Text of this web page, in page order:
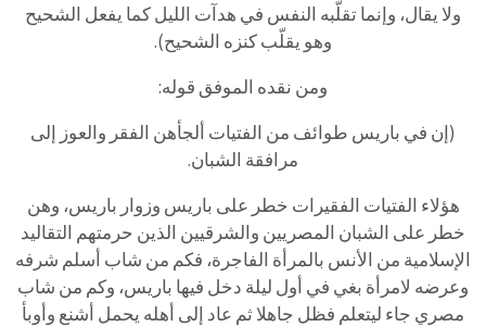
ولا يقال، وإنما تقلّبه النفس في هدآت الليل كما يفعل الشحيح
وهو يقلّب كنزه الشحيح).
ومن نقده الموفق قوله:
(إن في باريس طوائف من الفتيات ألجأهن الفقر والعوز إلى
مرافقة الشبان.
هؤلاء الفتيات الفقيرات خطر على باريس وزوار باريس، وهن
خطر على الشبان المصريين والشرقيين الذين حرمتهم التقاليد
الإسلامية من الأنس بالمرأة الفاجرة، فكم من شاب أسلم شرفه
وعرضه لامرأة بغي في أول ليلة دخل فيها باريس، وكم من شاب
مصري جاء ليتعلم فظل جاهلا ثم عاد إلى أهله يحمل أشنع وأوبأ